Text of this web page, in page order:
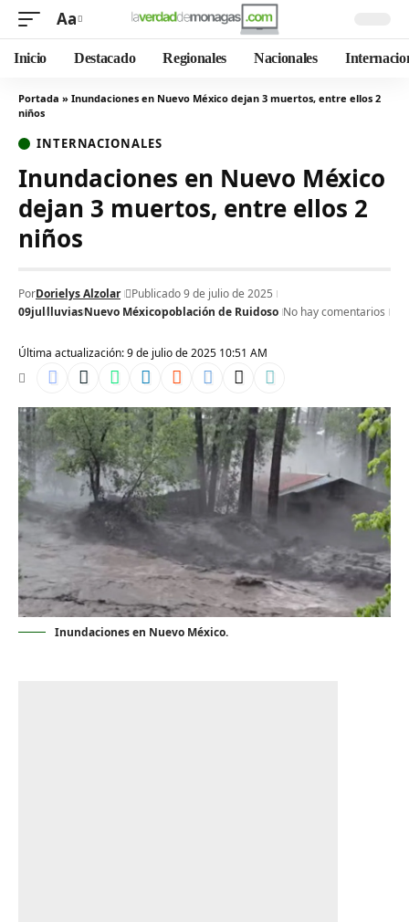
Aa
Inicio Destacado Regionales Nacionales
Portada » Inundaciones en Nuevo México dejan 3 muertos, entre ellos 2
niños
INTERNACIONALES
Inundaciones en Nuevo México
dejan 3 muertos, entre ellos 2
niños
Última actualización: 9 de julio de 2025 10:51 AM
PorDorielys Alzolar
Publicado 9 de julio de 2025
09jullluviasNuevo Méxicopoblación de Ruidoso No hay comentarios
Inundaciones en Nuevo México.